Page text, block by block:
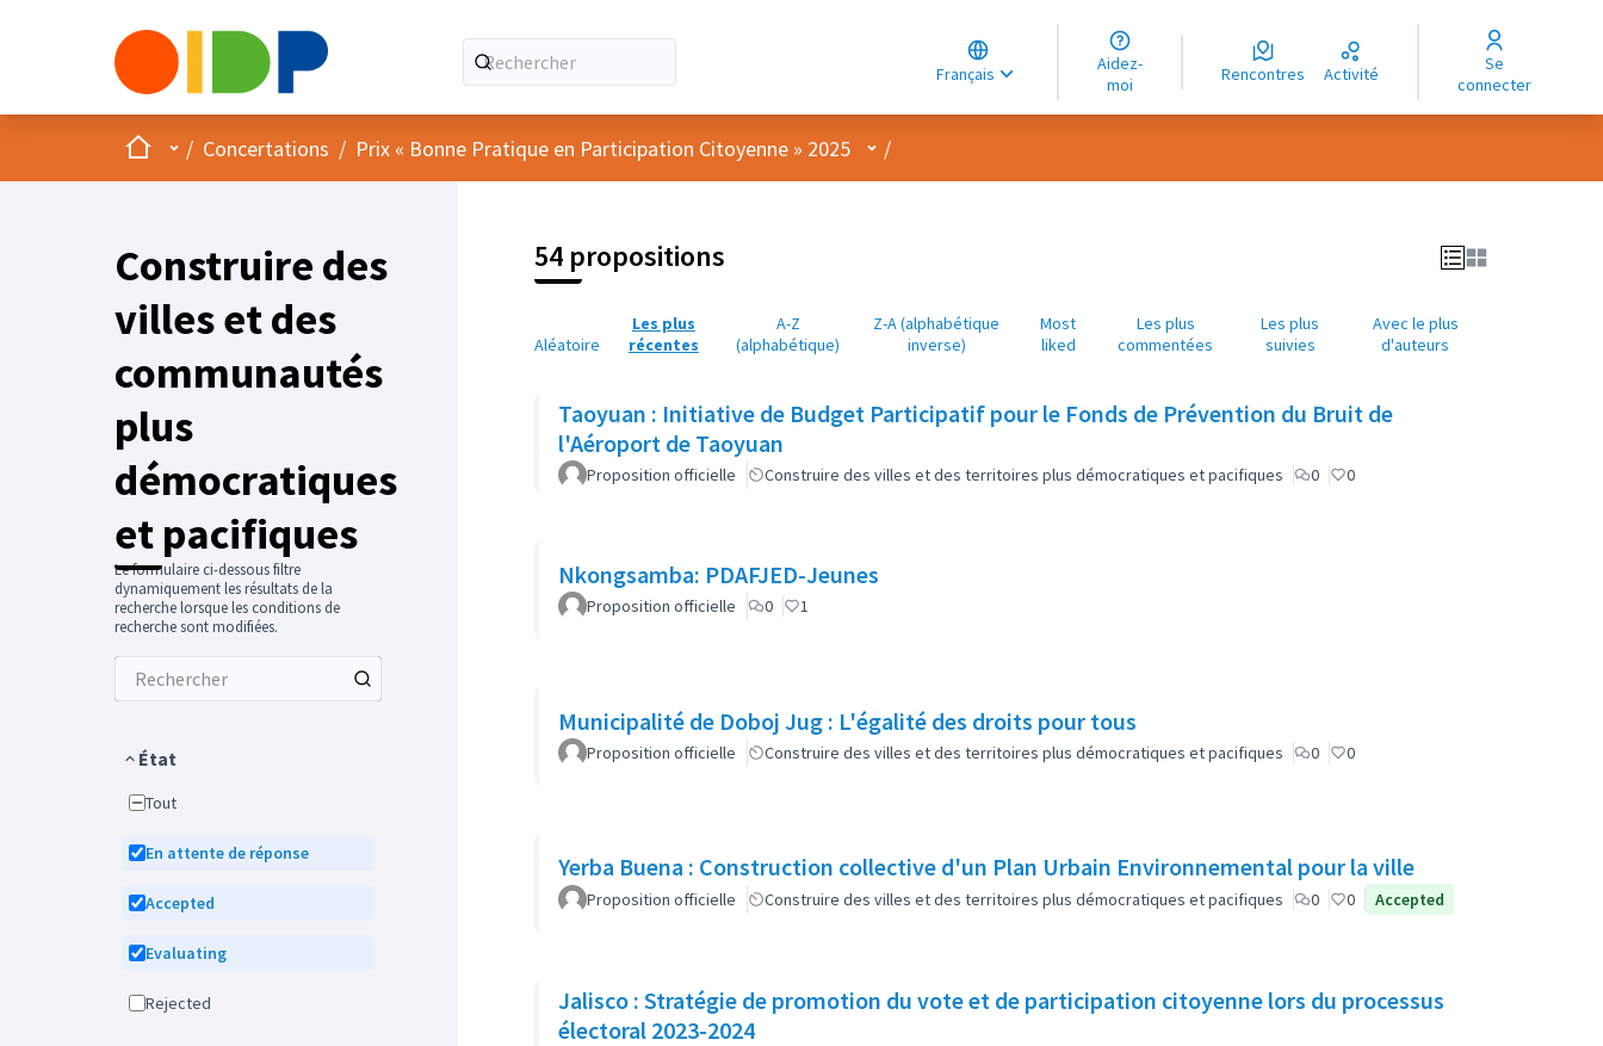
Français
Choose language
Choisir la langue
Elegir el idioma
Aidez-
moi
Rencontres Activité
Se
connecter
AccueilMenu principal
/ Concertations / Prix « Bonne Pratique en Participation Citoyenne » 2025 Menu utilisateur
/
Construire des
villes et des
communautés
plus
démocratiques
et pacifiques
Le formulaire ci-dessous filtre
dynamiquement les résultats de la
recherche lorsque les conditions de
recherche sont modifiées.
État
Tout
En attente de réponse
Accepted
Evaluating
Rejected
54 propositions
Aléatoire
Les plus
récentes
A-Z
(alphabétique)
Z-A (alphabétique
inverse)
Most
liked
Les plus
commentées
Les plus
suivies
Avec le plus
d'auteurs
Taoyuan : Initiative de Budget Participatif pour le Fonds de Prévention du Bruit de
l'Aéroport de Taoyuan
Proposition officielle Construire des villes et des territoires plus démocratiques et pacifiques 0 0
Nkongsamba: PDAFJED-Jeunes
Proposition officielle 0 1
Municipalité de Doboj Jug : L'égalité des droits pour tous
Proposition officielle Construire des villes et des territoires plus démocratiques et pacifiques 0 0
Yerba Buena : Construction collective d'un Plan Urbain Environnemental pour la ville
Proposition officielle Construire des villes et des territoires plus démocratiques et pacifiques 0 0 Accepted
Jalisco : Stratégie de promotion du vote et de participation citoyenne lors du processus
électoral 2023-2024